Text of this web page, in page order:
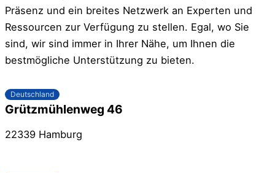
Präsenz und ein breites Netzwerk an Experten und
Ressourcen zur Verfügung zu stellen. Egal, wo Sie
sind, wir sind immer in Ihrer Nähe, um Ihnen die
bestmögliche Unterstützung zu bieten.
Deutschland
Grützmühlenweg 46
22339 Hamburg